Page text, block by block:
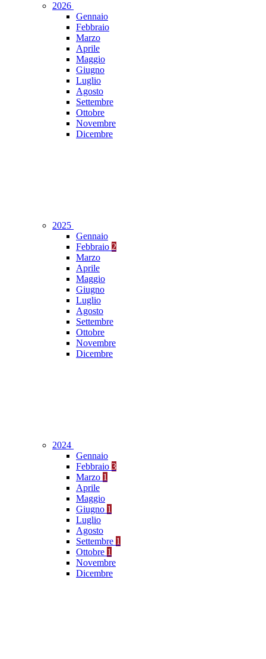
2026
Gennaio
Febbraio
Marzo
Aprile
Maggio
Giugno
Luglio
Agosto
Settembre
Ottobre
Novembre
Dicembre
2025
Gennaio
Febbraio 2
Marzo
Aprile
Maggio
Giugno
Luglio
Agosto
Settembre
Ottobre
Novembre
Dicembre
2024
Gennaio
Febbraio 3
Marzo 1
Aprile
Maggio
Giugno 1
Luglio
Agosto
Settembre 1
Ottobre 1
Novembre
Dicembre